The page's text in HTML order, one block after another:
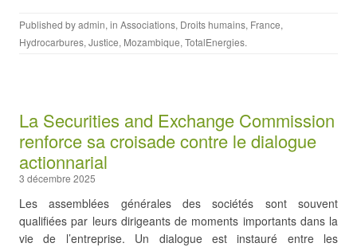
Published byadmin, in Associations, Droits humains, France,
Hydrocarbures, Justice, Mozambique, TotalEnergies.
La Securities and Exchange Commission
renforce sa croisade contre le dialogue
actionnarial
3 décembre 2025
Les assemblées générales des sociétés sont souvent
qualifiées par leurs dirigeants de moments importants dans la
vie de l’entreprise. Un dialogue est instauré entre les